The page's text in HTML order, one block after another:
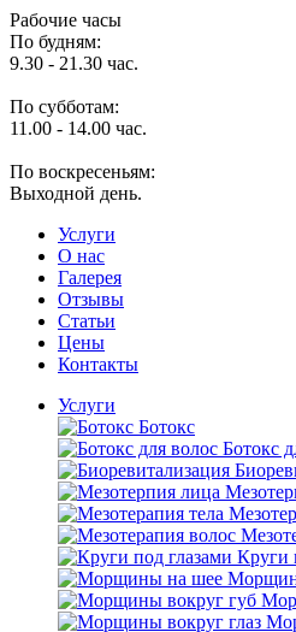
Рабочие часы
По будням:
9.30 - 21.30 час.
По субботам:
11.00 - 14.00 час.
По воскресеньям:
Выходной день.
Услуги
O нас
Галерея
Отзывы
Статьи
Цены
Контакты
Услуги
Ботокс
Ботокс
Круги